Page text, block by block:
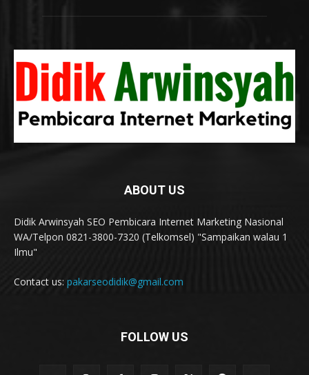
ABOUT US
Didik Arwinsyah SEO Pembicara Internet Marketing Nasional
WA/Telpon 0821-3800-7320 (Telkomsel) "Sampaikan walau 1
Ilmu"
Contact us: pakarseodidik@gmail.com
FOLLOW US